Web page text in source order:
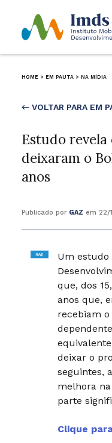
HOME > EM PAUTA > NA MÍDIA
← VOLTAR PARA EM
Estudo revela
deixaram o
anos
Publicado por GAZ em 22/
Um
que, dos
anos que,
recebiam
deixar o
seguintes,
melhora
parte
Clique